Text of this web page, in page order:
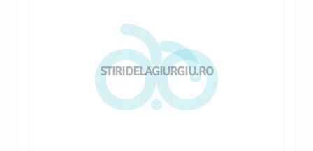
STIRIDELAGIURGIU.RO